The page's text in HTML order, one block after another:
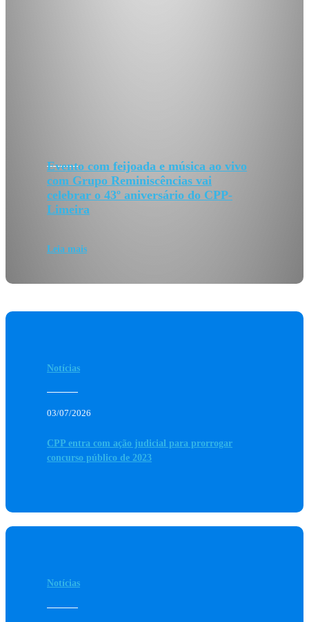
Evento com feijoada e música ao vivo
com Grupo Reminiscências vai
celebrar o 43º aniversário do CPP-
Limeira
Leia mais
Notícias
03/07/2026
CPP entra com ação judicial para prorrogar
concurso público de 2023
Notícias